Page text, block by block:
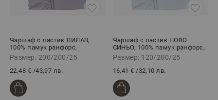
Чаршаф с ластик ЛИЛАВ,
100% памук ранфорс,
200/200/25 см
Размер: 200/200/25
22,48 € /43,97 лв.
Чаршаф с ластик НОВО
СИНЬО, 100% памук ранфорс,
120/200/25 см
Размер: 120/200/25
16,41 € /32,10 лв.